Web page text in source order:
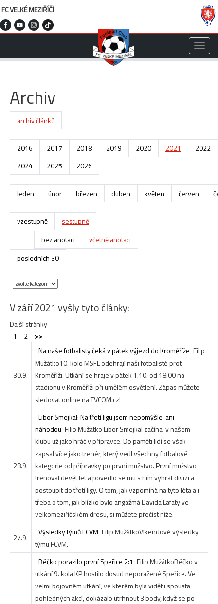
FC VELKÉ MEZIŘÍČÍ
Toggle
Archiv
archiv článků
2016 2017 2018 2019 2020 2021
2022
2024
2025 2026
leden únor březen duben květen červen
vzestupně
sestupně
bez anotací
včetně anotací
posledních 30
V září 2021 vyšly tyto články:
Další stránky
1
2 >>
30.9.
Na naše fotbalisty čeká v pátek výjezd do Kroměříže Filip
Mužátko10. kolo MSFL odehrají naši fotbalisté proti
Kroměříži. Utkání se hraje v pátek 1.10. od 18:00 na
stadionu v Kroměříži při umělém osvětlení. Zápas můžete
sledovat online na TVCOM.cz!
28.9.
Libor Smejkal: Na třetí ligu jsem nepomýšlel ani
náhodou Filip MužátkoLibor Smejkal začínal v našem
klubu už jako hráč v přípravce. Do paměti lidí se však
zapsal více jako trenér, který vedl všechny fotbalové
kategorie od přípravky po první mužstvo. První mužstvo
trénoval devět let a povedlo se mu s ním vyhrát divizi a
postoupit do třetí ligy. O tom, jak vzpomíná na tyto léta a i
třeba o tom, jak blízko bylo angažmá Davida Lafaty ve
velkomeziříčském dresu, si můžete přečíst níže.
27.9.
Výsledky týmů FCVM Filip MužátkoVíkendové výsledky
týmu FCVM.
Béčko porazilo první Speřice 2:1 Filip MužátkoBéčko v
utkání 9. kola KP hostilo dosud neporažené Speřice. Ve
velmi bojovném utkání, ve kterém byla vidět i spousta
pohledných akcí, dokázalo utrhnout 3 body, když se po